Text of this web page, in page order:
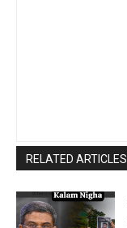
RELATED ARTICLES